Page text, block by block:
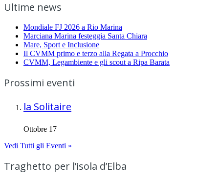
Ultime news
Mondiale FJ 2026 a Rio Marina
Marciana Marina festeggia Santa Chiara
Mare, Sport e Inclusione
Il CVMM primo e terzo alla Regata a Procchio
CVMM, Legambiente e gli scout a Ripa Barata
Prossimi eventi
la Solitaire
Ottobre 17
Vedi Tutti gli Eventi »
Traghetto per l’isola d’Elba